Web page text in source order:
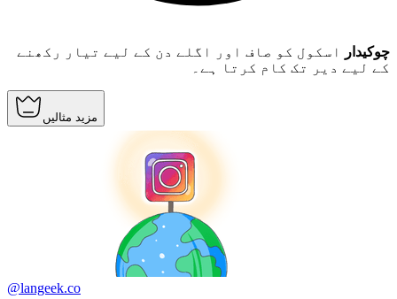
چوکیدار
اسکول کو صاف اور اگلے دن کے لیے تیار رکھنے
کے لیے دیر تک کام کرتا ہے۔
مزید مثالیں
@langeek.co